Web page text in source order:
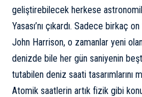
geliştirebilecek herkese
Yasası’nı çıkardı. Sadece birkaç
John Harrison, o zamanlar yeni
denizde bile her gün saniyenin
tutabilen deniz saati tasarımlarını
Atomik saatlerin artık fizik gibi